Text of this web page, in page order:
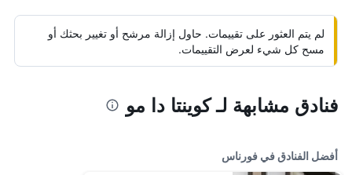
لم يتم العثور على تقييمات. حاول إزالة مرشح أو تغيير بحثك أو
مسح كل شيء لعرض التقييمات.
فنادق مشابهة لـ كوينتا دا مو
أفضل الفنادق في فورناس